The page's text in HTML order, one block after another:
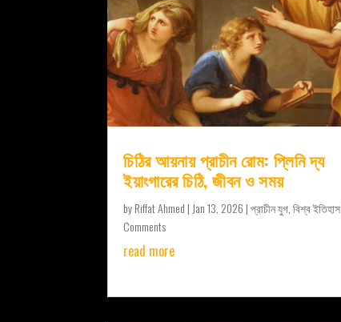
চিঠির আয়নায় প্রাচীন রোম: প্লিনি দ্য
ইয়াংগারের চিঠি, জীবন ও সময়
byRiffat Ahmed | Jan 13, 2026 |প্রাচীন যুগ ,বিশ্ব ইতিহাস
Comments
read more